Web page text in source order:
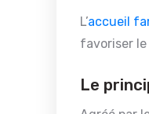
L’accueil
favoriser
Le